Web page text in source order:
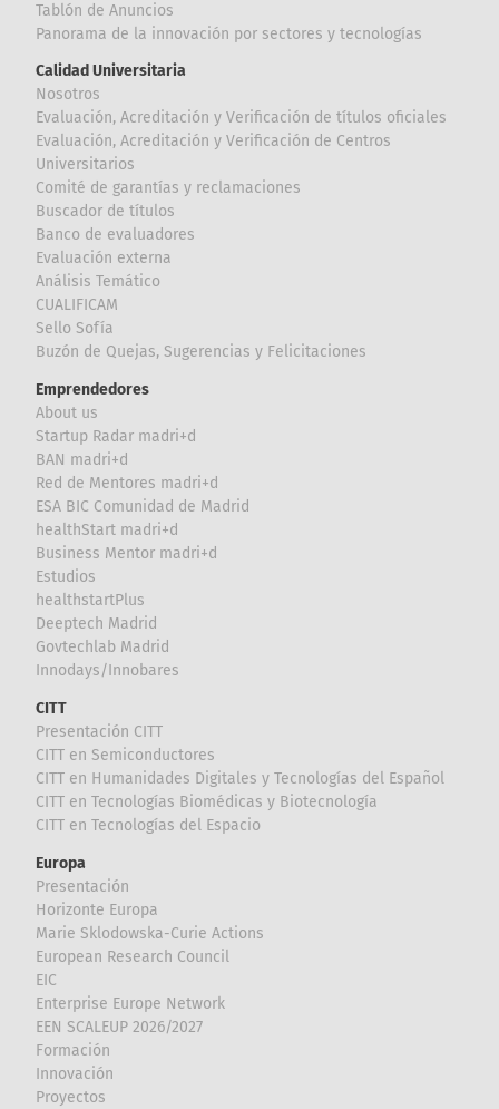
Tablón de Anuncios
Panorama de la innovación por sectores y tecnologías
Calidad Universitaria
Nosotros
Evaluación, Acreditación y Verificación de títulos oficiales
Evaluación, Acreditación y Verificación de Centros
Universitarios
Comité de garantías y reclamaciones
Buscador de títulos
Banco de evaluadores
Evaluación externa
Análisis Temático
CUALIFICAM
Sello Sofía
Buzón de Quejas, Sugerencias y Felicitaciones
Emprendedores
About us
Startup Radar madri+d
BAN madri+d
Red de Mentores madri+d
ESA BIC Comunidad de Madrid
healthStart madri+d
Business Mentor madri+d
Estudios
healthstartPlus
Deeptech Madrid
Govtechlab Madrid
Innodays/Innobares
CITT
Presentación CITT
CITT en Semiconductores
CITT en Humanidades Digitales y Tecnologías del Español
CITT en Tecnologías Biomédicas y Biotecnología
CITT en Tecnologías del Espacio
Europa
Presentación
Horizonte Europa
Marie Sklodowska-Curie Actions
European Research Council
EIC
Enterprise Europe Network
EEN SCALEUP 2026/2027
Formación
Innovación
Proyectos